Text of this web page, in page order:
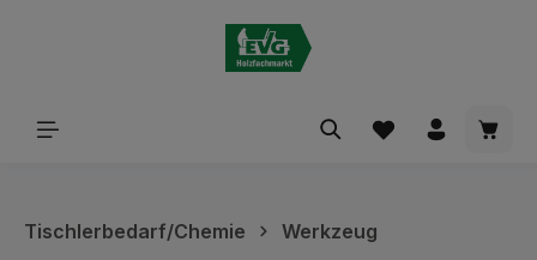
Tischlerbedarf/Chemie Werkzeug